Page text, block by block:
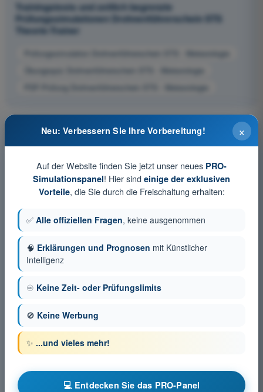
Trainingstests und zeitlich begrenzte
Prüfungssimulationen Drohnenführerschein STS
Theorie-Trainer
Prüfungssimulation Drohnenführerschein STS - Meteorologie
Übungsquiz Drohnenführerschein STS - Meteorologie
PDF-Prüfung Drohnenführerschein STS - Meteorologie
×
Neu: Verbessern Sie Ihre Vorbereitung!
Auf der Website finden Sie jetzt unser neues PRO-
Simulationspanel! Hier sind einige der exklusiven
Vorteile, die Sie durch die Freischaltung erhalten:
✅ Alle offiziellen Fragen, keine ausgenommen
🧠 Erklärungen und Prognosen mit Künstlicher
Intelligenz
♾️ Keine Zeit- oder Prüfungslimits
🚫 Keine Werbung
✨ ...und vieles mehr!
💻 Entdecken Sie das PRO-Panel